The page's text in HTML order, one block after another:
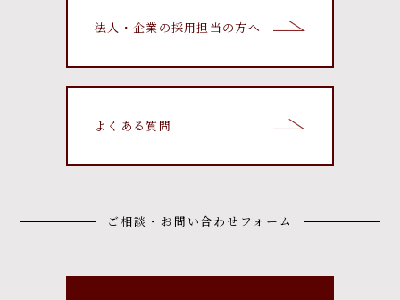
法人・企業の採用担当の方へ
よくある質問
ご相談・お問い合わせフォーム